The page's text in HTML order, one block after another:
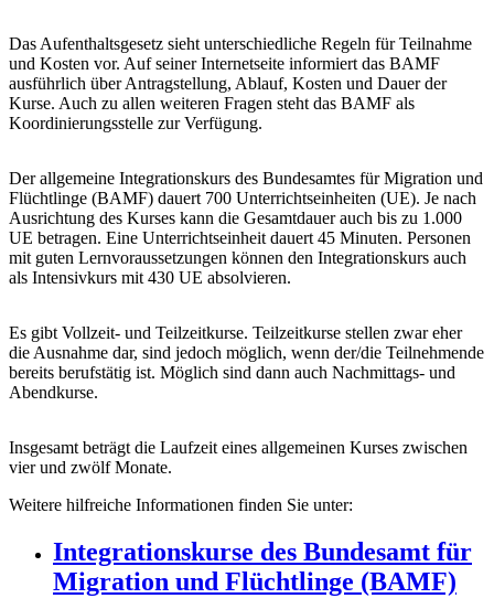
Das Aufenthaltsgesetz sieht unterschiedliche Regeln für Teilnahme
und Kosten vor. Auf seiner Internetseite informiert das BAMF
ausführlich über Antragstellung, Ablauf, Kosten und Dauer der
Kurse. Auch zu allen weiteren Fragen steht das BAMF als
Koordinierungsstelle zur Verfügung.
Der allgemeine Integrationskurs des Bundesamtes für Migration und
Flüchtlinge (BAMF) dauert 700 Unterrichtseinheiten (UE). Je nach
Ausrichtung des Kurses kann die Gesamtdauer auch bis zu 1.000
UE betragen. Eine Unterrichtseinheit dauert 45 Minuten. Personen
mit guten Lernvoraussetzungen können den Integrationskurs auch
als Intensivkurs mit 430 UE absolvieren.
Es gibt Vollzeit- und Teilzeitkurse. Teilzeitkurse stellen zwar eher
die Ausnahme dar, sind jedoch möglich, wenn der/die Teilnehmende
bereits berufstätig ist. Möglich sind dann auch Nachmittags- und
Abendkurse.
Insgesamt beträgt die Laufzeit eines allgemeinen Kurses zwischen
vier und zwölf Monate.
Weitere hilfreiche Informationen finden Sie unter:
Integrationskurse des Bundesamt für
Migration und Flüchtlinge (BAMF)